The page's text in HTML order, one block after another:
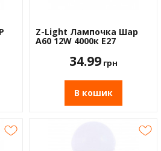
Z-Light Лампочка Шар
А60 12W 4000к Е27
34.99грн
В кошик